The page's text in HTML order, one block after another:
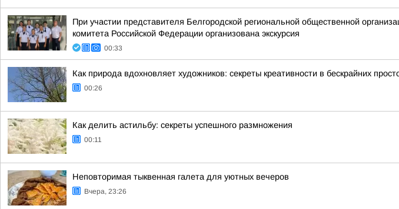
При участии представителя Белгородской региональной общественной
комитета Российской Федерации организована экскурсия
00:33
Как природа вдохновляет художников: секреты креативности в бескрайних
00:26
Как делить астильбу: секреты успешного размножения
00:11
Неповторимая тыквенная галета для уютных вечеров
Вчера, 23:26